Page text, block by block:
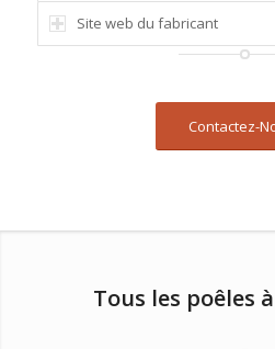
Site web du fabricant
Contactez-
Tous les poêles